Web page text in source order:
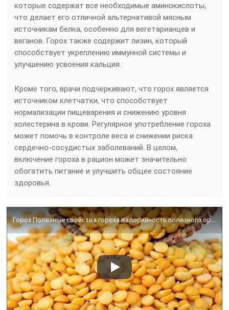
которые содержат все необходимые аминокислоты,
что делает его отличной альтернативой мясным
источникам белка, особенно для вегетарианцев и
веганов. Горох также содержит лизин, который
способствует укреплению иммунной системы и
улучшению усвоения кальция.
Кроме того, врачи подчеркивают, что горох является
источником клетчатки, что способствует
нормализации пищеварения и снижению уровня
холестерина в крови. Регулярное употребление гороха
может помочь в контроле веса и снижении риска
сердечно-сосудистых заболеваний. В целом,
включение гороха в рацион может значительно
обогатить питание и улучшить общее состояние
здоровья.